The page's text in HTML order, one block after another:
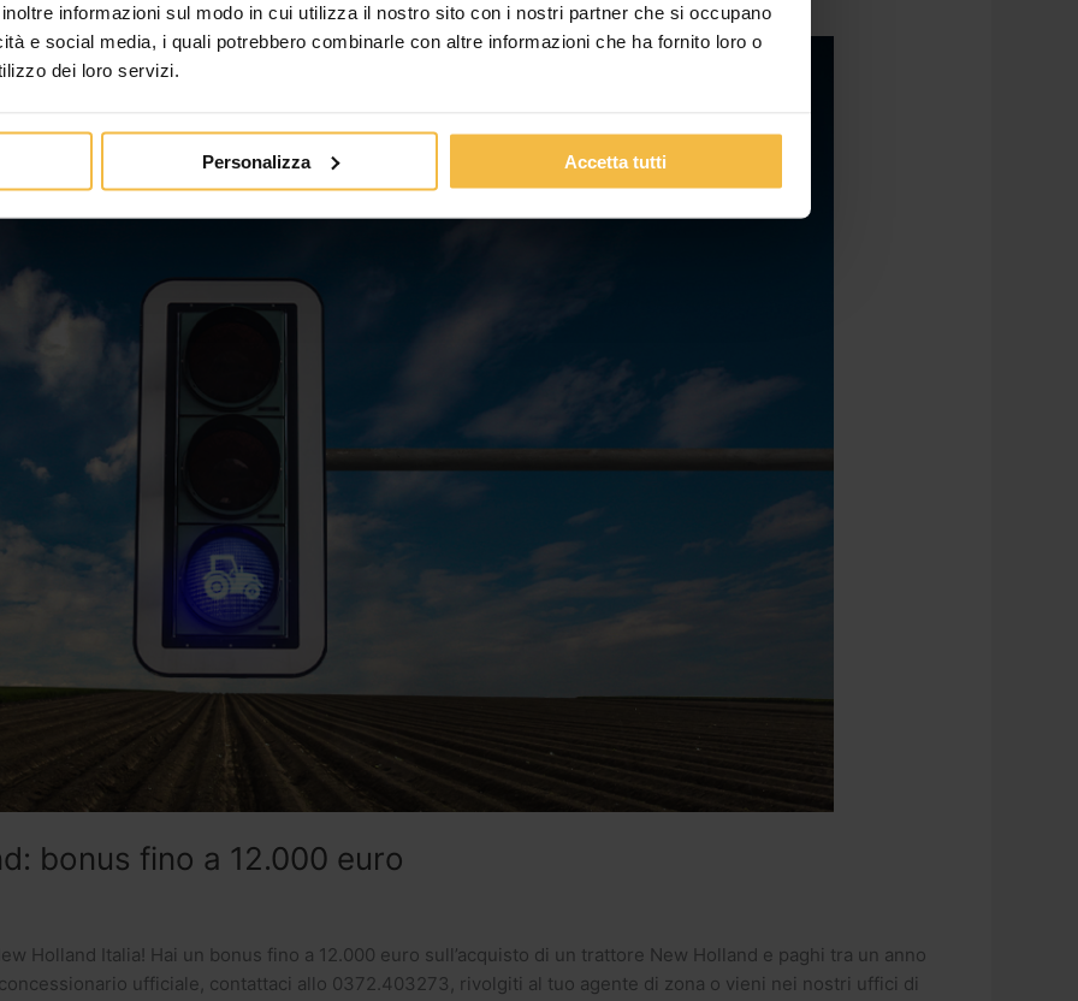
informazioni sul modo in cui utilizza il nostro sito con i nostri partner che si occupano
e social media, i quali potrebbero combinarle con altre informazioni che ha fornito loro o
dei loro servizi.
Personalizza Accetta tutti
bonus fino a 12.000 euro
Holland Italia! Hai un bonus fino a 12.000 euro sull’acquisto di un trattore New Holland e paghi tra un anno
ufficiale, contattaci allo 0372.403273, rivolgiti al tuo agente di zona o vieni nei nostri uffici di